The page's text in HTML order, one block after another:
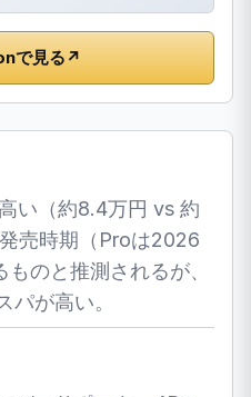
で見る ↗
い（約8.4万円 vs 約
売時期（Proは2026
のと推測されるが、
パが高い。